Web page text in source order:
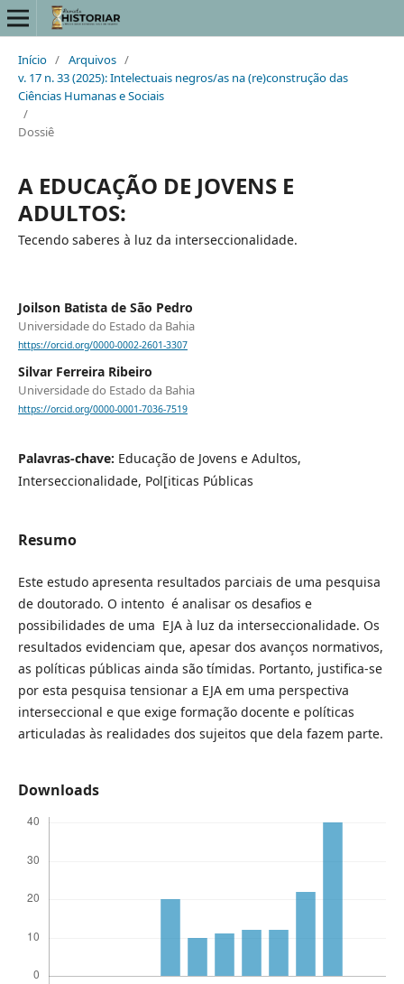
Início / Arquivos /
v. 17 n. 33 (2025): Intelectuais negros/as na (re)construção das
Ciências Humanas e Sociais
/
Dossiê
A EDUCAÇÃO DE JOVENS E
ADULTOS:
Tecendo saberes à luz da interseccionalidade.
Joilson Batista de São Pedro
Universidade do Estado da Bahia
https://orcid.org/0000-0002-2601-3307
Silvar Ferreira Ribeiro
Universidade do Estado da Bahia
https://orcid.org/0000-0001-7036-7519
Palavras-chave: Educação de Jovens e Adultos,
Interseccionalidade, Pol[iticas Públicas
Resumo
Este estudo apresenta resultados parciais de uma pesquisa
de doutorado. O intento é analisar os desafios e
possibilidades de uma EJA à luz da interseccionalidade. Os
resultados evidenciam que, apesar dos avanços normativos,
as políticas públicas ainda são tímidas. Portanto, justifica-se
por esta pesquisa tensionar a EJA em uma perspectiva
interseccional e que exige formação docente e políticas
articuladas às realidades dos sujeitos que dela fazem parte.
Downloads